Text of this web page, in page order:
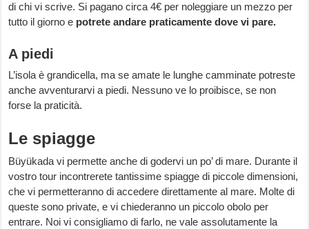
di chi vi scrive. Si pagano circa 4€ per noleggiare un mezzo per
tutto il giorno e potrete andare praticamente dove vi pare.
A piedi
L’isola è grandicella, ma se amate le lunghe camminate potreste
anche avventurarvi a piedi. Nessuno ve lo proibisce, se non
forse la praticità.
Le spiagge
Büyükada vi permette anche di godervi un po’ di mare. Durante il
vostro tour incontrerete tantissime spiagge di piccole dimensioni,
che vi permetteranno di accedere direttamente al mare. Molte di
queste sono private, e vi chiederanno un piccolo obolo per
entrare. Noi vi consigliamo di farlo, ne vale assolutamente la